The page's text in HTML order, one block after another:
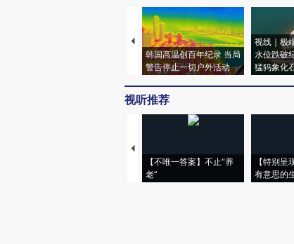
韩国高温创百年纪录 当局
警告停止一切户外活动
视线｜极
水位跌破
猛犸象化
视听推荐
【不唯一答案】不止“养
老”
【特别
有意思的